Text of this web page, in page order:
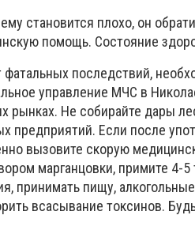
становится плохо, он
помощь. Состояние
фатальных последствий,
управление МЧС в
рынках. Не собирайте дары
предприятий. Если после
вызовите скорую
марганцовки, примите 4-5
принимать пищу,
всасывание токсинов.